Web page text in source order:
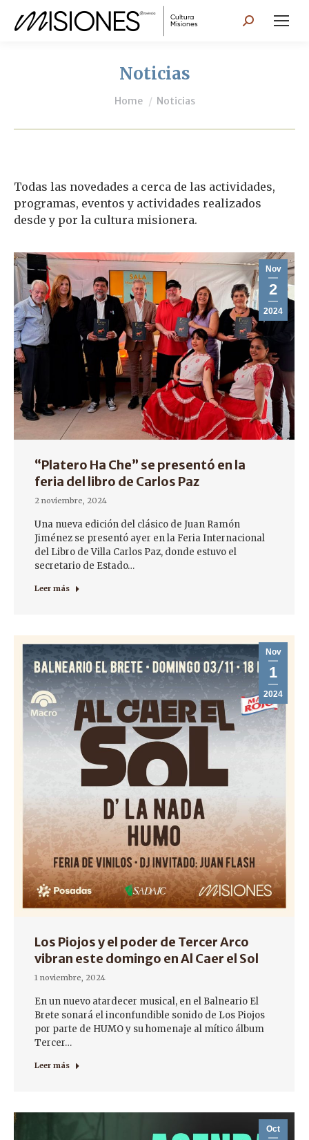
Search:
Noticias
You are here:
Home Noticias
Todas las novedades a cerca de las actividades,
programas, eventos y actividades realizados
desde y por la cultura misionera.
Nov
2
2024
“Platero Ha Che” se presentó en la
feria del libro de Carlos Paz
2 noviembre, 2024
Una nueva edición del clásico de Juan Ramón
Jiménez se presentó ayer en la Feria Internacional
del Libro de Villa Carlos Paz, donde estuvo el
secretario de Estado…
Leer más
Nov
1
2024
Los Piojos y el poder de Tercer Arco
vibran este domingo en Al Caer el Sol
1 noviembre, 2024
En un nuevo atardecer musical, en el Balneario El
Brete sonará el inconfundible sonido de Los Piojos
por parte de HUMO y su homenaje al mítico álbum
Tercer…
Leer más
Oct